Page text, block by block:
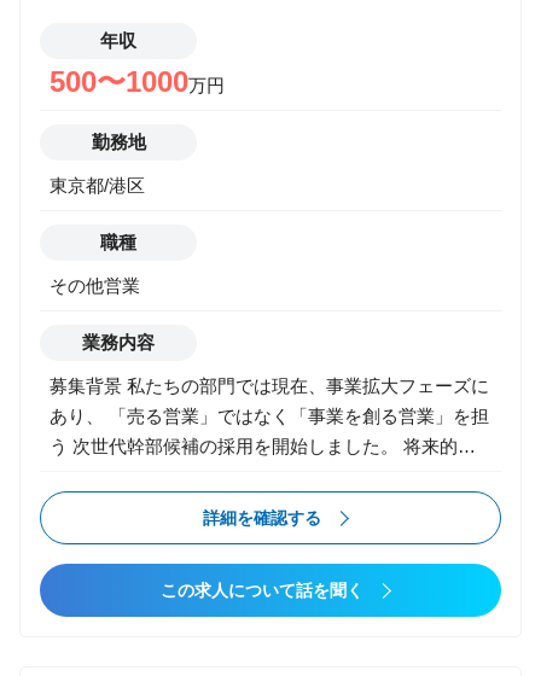
円 ／ 営業歴5年 ／ 中途2年目 29歳（リーダー） 年収
1,200万円 ／ 営業歴7年 ／ 中途1年目 31歳（マネジャ
32歳（事業部長 兼 副部長） ※中長期的なキャリアイ
メージ等、詳しくは採用担当へご質問ください！ ＜
歴7年 ：年収800万円 ・証券営業9年：年収1,200万円
年収
500〜1000万円
勤務地
東京都/港区
職種
その他営業
業務内容
募集背景 私たちの部門では現在、事業拡大フェーズに
あり、 「売る営業」ではなく「事業を創る営業」を担
う 次世代幹部候補の採用を開始しました。 将来的に
どを担っていただくことを前提としたポジションで
す。 仕事内容 まずは営業の最前線に立ちながら、 将
来的な幹部・事業責任者を目指していただきます。 入
詳細を確認する
この求人について話を聞く